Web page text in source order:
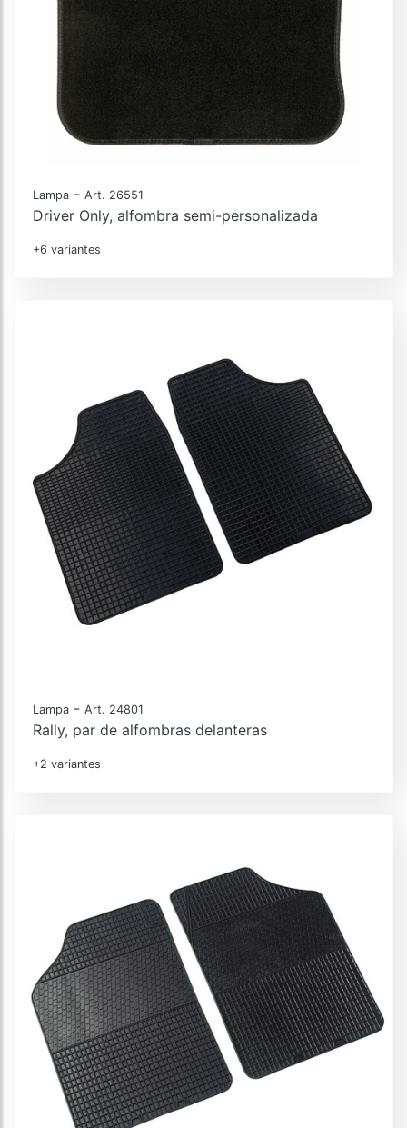
Lampa - Art. 26551
Driver Only, alfombra semi-personalizada
+6 variantes
Lampa - Art. 24801
Rally, par de alfombras delanteras
+2 variantes